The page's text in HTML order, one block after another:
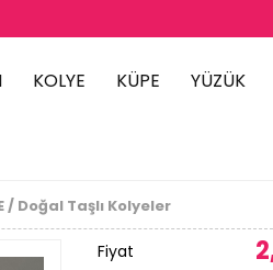
KOLYE KÜPE YÜZÜK
/ Doğal Taşlı Kolyeler
Fiyat